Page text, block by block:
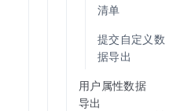
清单
提交自定义数
据导出
用户属性数据
导出